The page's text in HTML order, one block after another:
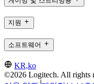
지원
소프트웨어
KR,ko
©2026 Logitech. All rights